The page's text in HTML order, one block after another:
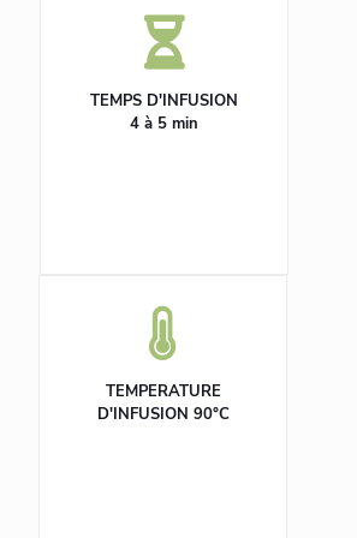
TEMPS D'INFUSION
4 à 5 min
TEMPERATURE
D'INFUSION 90°C